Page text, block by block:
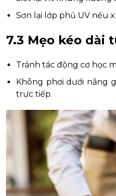
Sơn lại lớp phủ UV nếu
7.3 Mẹo kéo dài
Tránh tác động cơ học
Không phơi dưới nắng
trực tiếp.